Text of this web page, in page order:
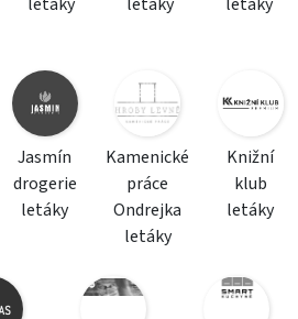
Jasmín
drogerie
letáky
Kamenické
práce
Ondrejka
letáky
Knižní
klub
letáky